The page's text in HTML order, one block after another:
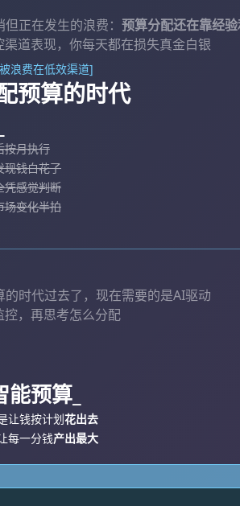
正在发生的浪费： 预算分配还在靠经
渠道表现，你每天都在损失真金白银
浪费在低效渠道]
预算的时代
按月执行
现钱白花了
凭感觉判断
场变化半拍
的时代过去了，现在需要的是AI驱动
控，再思考怎么分配
预算_
让钱按计划花出去
每一分钱产出最大